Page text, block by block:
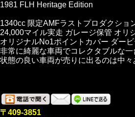
1981 FLH Heritage Edition
1340cc 限定AMFラストプロダクショ
24,000マイル実走 ガレージ保管 オリ
オリジナルNo1ポイントカバー ダー
非常に綺麗な車両でコレクタブルな一
状態の良い車両が売りに出るのは中々
〒409-3851